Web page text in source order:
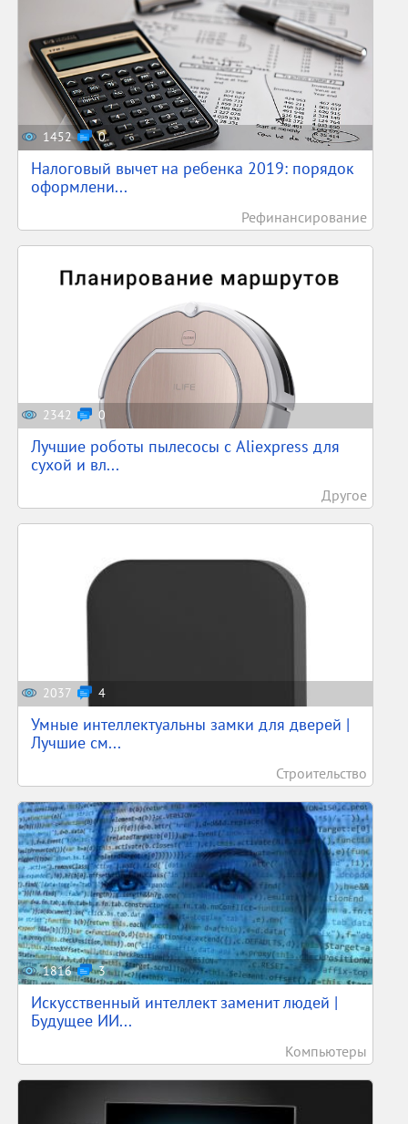
1452 0
Налоговый вычет на ребенка 2019: порядок
оформлени...
Рефинансирование
2342 0
Лучшие роботы пылесосы с Aliexpress для
сухой и вл...
Другое
2037 4
Умные интеллектуальны замки для дверей |
Лучшие см...
Строительство
1816 3
Искусственный интеллект заменит людей |
Будущее ИИ...
Компьютеры